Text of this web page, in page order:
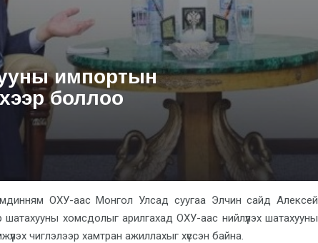
импортын
боллоо
ОХУ-аас Монгол Улсад суугаа Элчин сайд Алексей
хомсдолыг арилгахад ОХУ-аас нийлүүлэх шатахууны
чиглэлээр хамтран ажиллахыг хүссэн байна.